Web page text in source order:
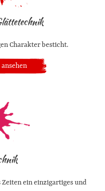
Charakter besticht.
ein einzigartiges und